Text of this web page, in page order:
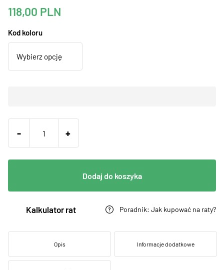
118,00 PLN
Kod koloru
- +
Dodaj do koszyka
Kalkulator rat Poradnik: Jak kupować na raty?
Opis Informacje dodatkowe